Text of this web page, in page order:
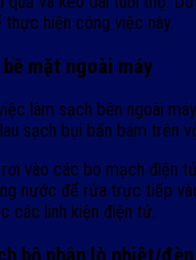
hiện công việc này.
mặt ngoài máy
làm sạch bên ngoài
sạch bụi bẩn bám trên
vào các bo mạch điện
nước để rửa trực tiếp
các linh kiện điện tử.